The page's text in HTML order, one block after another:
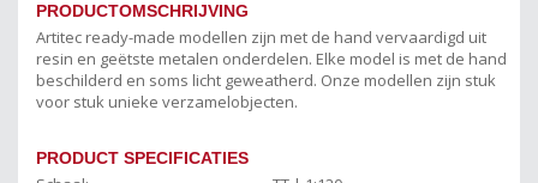
PRODUCTOMSCHRIJVING
Artitec ready-made modellen zijn met de hand vervaardigd uit
resin en geëtste metalen onderdelen. Elke model is met de hand
beschilderd en soms licht geweatherd. Onze modellen zijn stuk
voor stuk unieke verzamelobjecten.
PRODUCT SPECIFICATIES